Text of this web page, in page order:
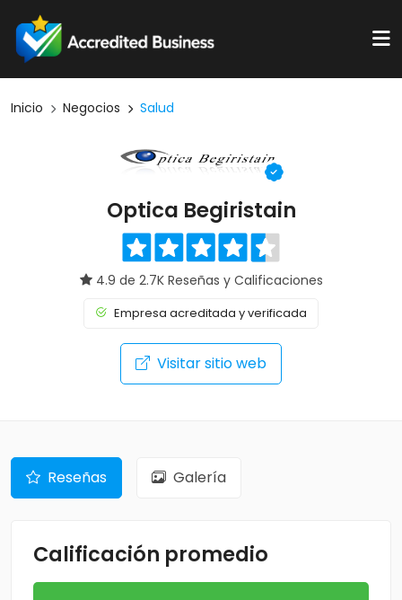
Inicio Negocios Salud
Optica Begiristain
4.9 de 2.7K Reseñas y Calificaciones
Empresa acreditada y verificada
Visitar sitio web
Reseñas Galería
Calificación promedio